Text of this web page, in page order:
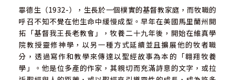
畢德生（1932-），生長於一個樸實的基督教家庭，而牧職的
呼召不知不覺在他生命中緩慢成型。早年在美國馬里蘭州開
拓「基督我王長老教會」，牧養二十九年後，開始在維真學
院教授靈修神學，以另一種方式延續並且擴展他的牧者職
分，透過寫作和教學來傳達以聖經故事為本的「翱翔牧養
學」。他是位多產的作家，其親切而充滿詩意的文字，或拉